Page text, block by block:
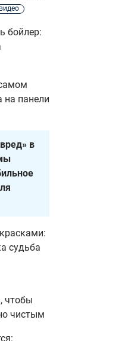
видео
бойлер:
на панели
в
судьба
чтобы
чистым